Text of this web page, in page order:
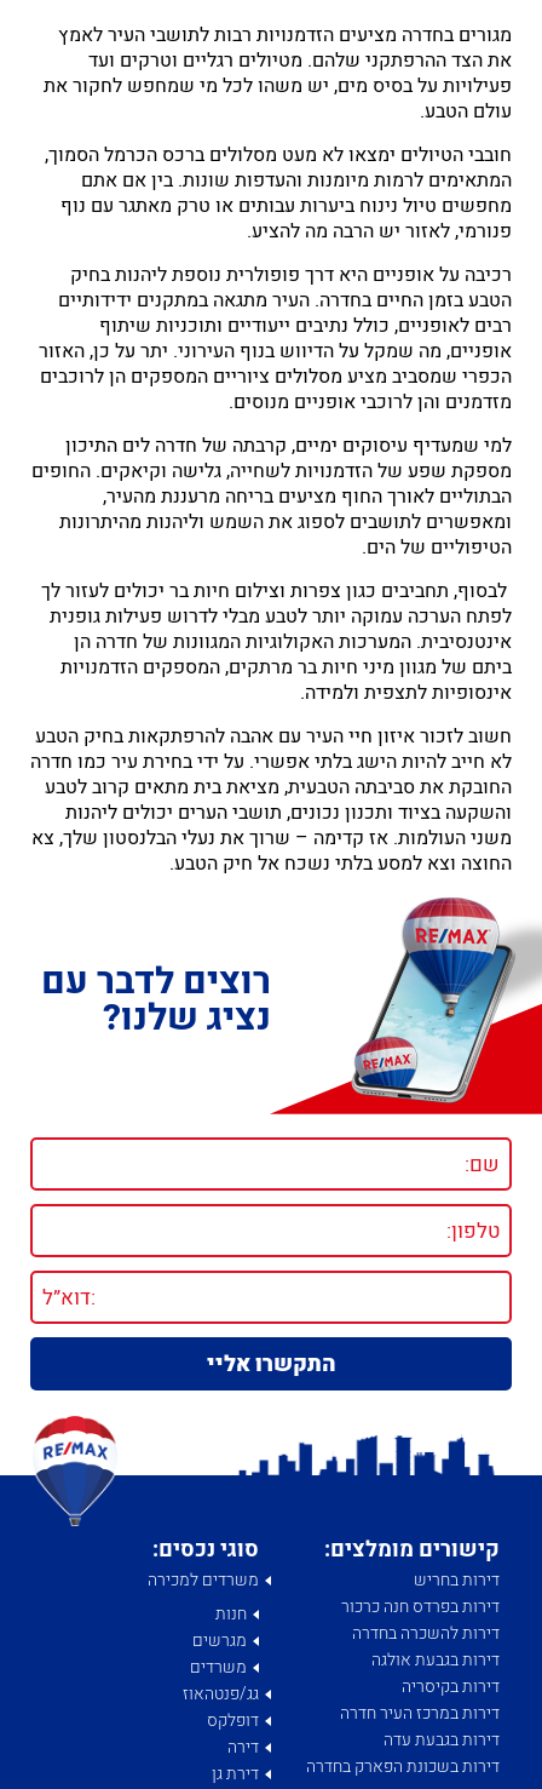
מגורים בחדרה מציעים הזדמנויות רבות לתושבי העיר לאמץ
את הצד ההרפתקני שלהם. מטיולים רגליים וטרקים ועד
פעילויות על בסיס מים, יש משהו לכל מי שמחפש לחקור את
עולם הטבע.
חובבי הטיולים ימצאו לא מעט מסלולים ברכס הכרמל הסמוך,
המתאימים לרמות מיומנות והעדפות שונות. בין אם אתם
מחפשים טיול נינוח ביערות עבותים או טרק מאתגר עם נוף
פנורמי, לאזור יש הרבה מה להציע.
רכיבה על אופניים היא דרך פופולרית נוספת ליהנות בחיק
הטבע בזמן החיים בחדרה. העיר מתגאה במתקנים ידידותיים
רבים לאופניים, כולל נתיבים ייעודיים ותוכניות שיתוף
אופניים, מה שמקל על הדיווש בנוף העירוני. יתר על כן, האזור
הכפרי שמסביב מציע מסלולים ציוריים המספקים הן לרוכבים
מזדמנים והן לרוכבי אופניים מנוסים.
למי שמעדיף עיסוקים ימיים, קרבתה של חדרה לים התיכון
מספקת שפע של הזדמנויות לשחייה, גלישה וקיאקים. החופים
הבתוליים לאורך החוף מציעים בריחה מרעננת מהעיר,
ומאפשרים לתושבים לספוג את השמש וליהנות מהיתרונות
הטיפוליים של הים.
לבסוף, תחביבים כגון צפרות וצילום חיות בר יכולים לעזור לך
לפתח הערכה עמוקה יותר לטבע מבלי לדרוש פעילות גופנית
אינטנסיבית. המערכות האקולוגיות המגוונות של חדרה הן
ביתם של מגוון מיני חיות בר מרתקים, המספקים הזדמנויות
אינסופיות לתצפית ולמידה.
חשוב לזכור איזון חיי העיר עם אהבה להרפתקאות בחיק הטבע
לא חייב להיות הישג בלתי אפשרי. על ידי בחירת עיר כמו חדרה
החובקת את סביבתה הטבעית, מציאת בית מתאים קרוב לטבע
והשקעה בציוד ותכנון נכונים, תושבי הערים יכולים ליהנות
משני העולמות. אז קדימה – שרוך את נעלי הבלנסטון שלך, צא
החוצה וצא למסע בלתי נשכח אל חיק הטבע.
רוצים לדבר עם
נציג שלנו?
קישורים מומלצים:
דירות בחריש
דירות בפרדס חנה כרכור
דירות להשכרה בחדרה
דירות בגבעת אולגה
דירות בקיסריה
דירות במרכז העיר חדרה
דירות בגבעת עדה
דירות בשכונת הפארק בחדרה
סוגי נכסים:
משרדים למכירה
חנות
מגרשים
משרדים
גג/פנטהאוז
דופלקס
דירה
דירת גן